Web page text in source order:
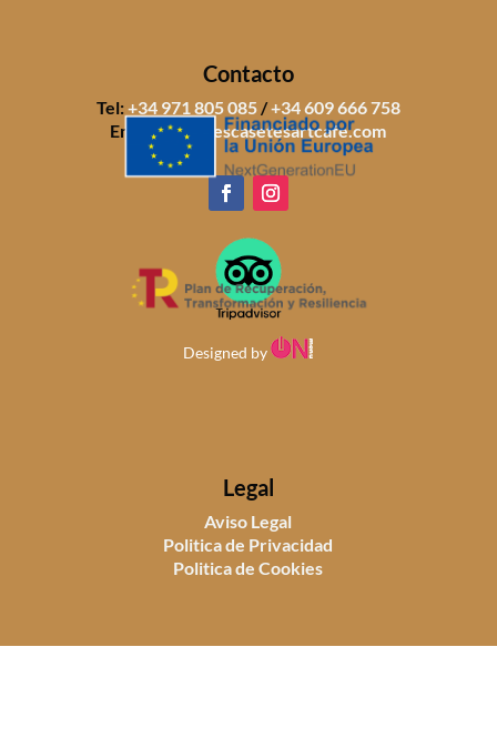
Contacto
Tel:+34 971 805 085/+34 609 666 758
Email:info@sescasetesartcafe.com
Designed by
Legal
Aviso Legal
Politica de Privacidad
Politica de Cookies